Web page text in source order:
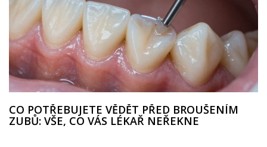
CO POTŘEBUJETE VĚDĚT PŘED BROUŠENÍM
ZUBŮ: VŠE, CO VÁS LÉKAŘ NEŘEKNE